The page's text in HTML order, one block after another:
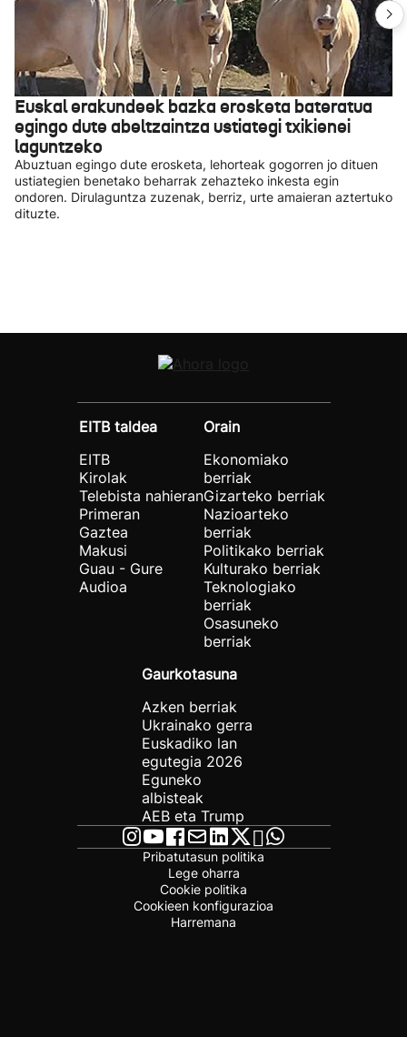
Euskal erakundeek bazka erosketa bateratua
egingo dute abeltzaintza ustiategi txikienei
laguntzeko
Abuztuan egingo dute erosketa, lehorteak gogorren jo dituen
ustiategien benetako beharrak zehazteko inkesta egin
ondoren. Dirulaguntza zuzenak, berriz, urte amaieran aztertuko
dituzte.
EITB taldea
EITB
Kirolak
Telebista nahieran
Primeran
Gaztea
Makusi
Guau - Gure
Audioa
Orain
Ekonomiako
berriak
Gizarteko berriak
Nazioarteko
berriak
Politikako berriak
Kulturako berriak
Teknologiako
berriak
Osasuneko
berriak
Gaurkotasuna
Azken berriak
Ukrainako gerra
Euskadiko lan
egutegia 2026
Eguneko
albisteak
AEB eta Trump
Pribatutasun politika
Lege oharra
Cookie politika
Cookieen konfigurazioa
Harremana